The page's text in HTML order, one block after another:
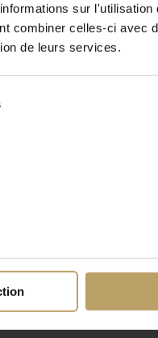
sur l'utilisation
combiner celles-ci avec
de leurs services.